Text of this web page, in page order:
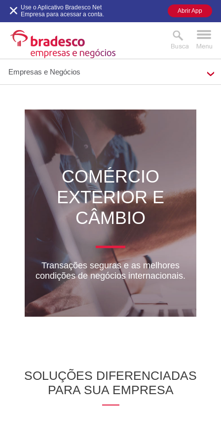
Empresas e Negócios
COMÉRCIO
EXTERIOR E
CÂMBIO
Transações seguras e as melhores
condições de negócios internacionais.
SOLUÇÕES DIFERENCIADAS
PARA SUA EMPRESA
Use o Aplicativo Bradesco Net
Empresa para acessar a conta.
Abrir App